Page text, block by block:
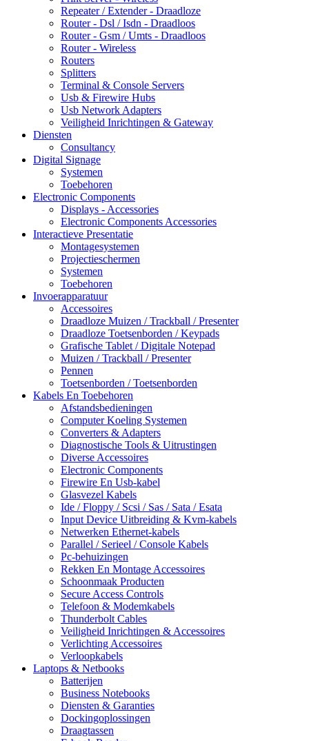
Repeater / Extender - Draadloze
Router - Dsl / Isdn - Draadloos
Router - Gsm / Umts - Draadloos
Router - Wireless
Routers
Splitters
Terminal & Console Servers
Usb & Firewire Hubs
Usb Network Adapters
Veiligheid Inrichtingen & Gateway
Diensten
Consultancy
Digital Signage
Systemen
Toebehoren
Electronic Components
Displays - Accessories
Electronic Components Accessories
Interactieve Presentatie
Montagesystemen
Projectieschermen
Systemen
Toebehoren
Invoerapparatuur
Accessoires
Draadloze Muizen / Trackball / Presenter
Draadloze Toetsenborden / Keypads
Grafische Tablet / Digitale Notepad
Muizen / Trackball / Presenter
Pennen
Toetsenborden / Toetsenborden
Kabels En Toebehoren
Afstandsbedieningen
Computer Koeling Systemen
Converters & Adapters
Diagnostische Tools & Uitrustingen
Diverse Accessoires
Electronic Components
Firewire En Usb-kabel
Glasvezel Kabels
Ide / Floppy / Scsi / Sas / Sata / Esata
Input Device Uitbreiding & Kvm-kabels
Netwerken Ethernet-kabels
Parallel / Serieel / Console Kabels
Pc-behuizingen
Rekken En Montage Accessoires
Schoonmaak Producten
Secure Access Controls
Telefoon & Modemkabels
Thunderbolt Cables
Veiligheid Inrichtingen & Accessoires
Verlichting Accessoires
Verloopkabels
Laptops & Netbooks
Batterijen
Business Notebooks
Diensten & Garanties
Dockingoplossingen
Draagtassen